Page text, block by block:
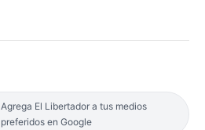
Agrega El Libertador a tus medios
preferidos en Google